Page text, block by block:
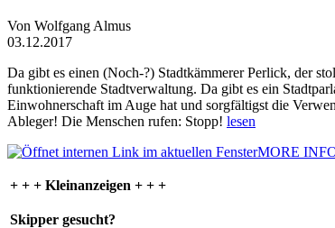
Von Wolfgang Almus
03.12.2017
Da gibt es einen (Noch-?) Stadtkämmerer Perlick, der
funktionierende Stadtverwaltung. Da gibt es ein
Einwohnerschaft im Auge hat und sorgfältigst die
Ableger! Die Menschen rufen: Stopp! lesen
MORE
+ + + Kleinanzeigen + + +
Skipper gesucht?